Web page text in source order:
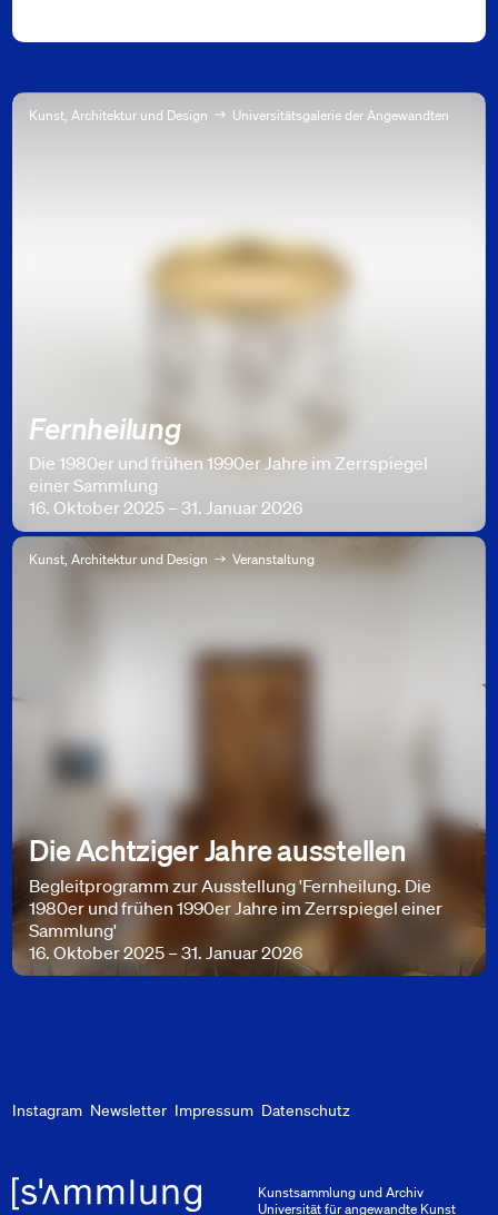
Fernheilung
Die 1980er und frühen 1990er Jahre im Zerrspiegel
einer Sammlung
16. Oktober 2025 – 31. Januar 2026
Kunst, Architektur und Design Universitätsgalerie der Angewandten
Die Achtziger Jahre ausstellen
Begleitprogramm zur Ausstellung 'Fernheilung. Die
1980er und frühen 1990er Jahre im Zerrspiegel einer
Sammlung'
16. Oktober 2025 – 31. Januar 2026
Kunst, Architektur und Design Veranstaltung
Kunstsammlung und Archiv
Universität für angewandte Kunst
Instagram Newsletter Impressum Datenschutz